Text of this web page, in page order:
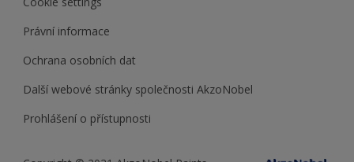
Právní informace
Ochrana osobních dat
Další webové stránky společnosti AkzoNobel
Prohlášení o přístupnosti